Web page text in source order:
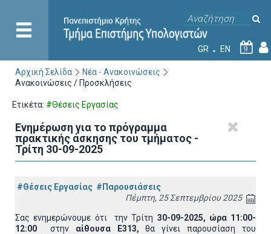
GR EN 9
Αρχική Σελίδα
Νέα - Ανακοινώσεις
Ανακοινώσεις / Προσκλήσεις
Ετικέτα: #Θέσεις Εργασίας
Ενημέρωση για το πρόγραμμα
πρακτικής άσκησης του τμήματος -
Τρίτη 30-09-2025
#Θέσεις Εργασίας #Παρουσιάσεις
Πέμπτη, 25 Σεπτεμβρίου 2025
Σας ενημερώνουμε ότι την Τρίτη 30-09-2025, ώρα 11:00-
12:00 στηναίθουσα Ε313, θα γίνει παρουσίαση του